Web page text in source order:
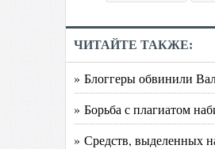
ЧИТАЙТЕ ТАКЖЕ:
» Блоггеры обвинили
» Борьба с плагиатом
» Средств, выделенных